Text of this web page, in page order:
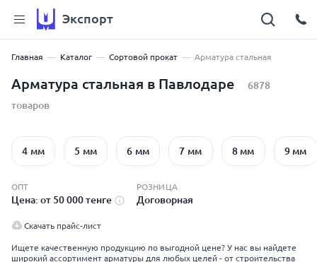
Экспорт
Главная Каталог Сортовой прокат Арматура стальная
Арматура стальная в Павлодаре
6878
товаров
4 мм 5 мм 6 мм 7 мм 8 мм 9 мм
ОПТ
Цена: от 50 000 тенге
РОЗНИЦА
Договорная
Скачать прайс-лист
Ищете качественную продукцию по выгодной цене? У нас вы найдете
широкий ассортимент арматуры для любых целей - от строительства